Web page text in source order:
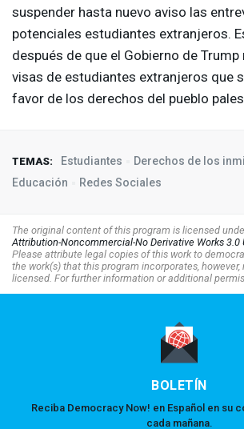
suspender hasta nuevo aviso las
potenciales estudiantes extranjeros.
después de que el Gobierno de Trump
visas de estudiantes extranjeros que
favor de los derechos del pueblo
TEMAS: Estudiantes
Derechos de los
Educación
Redes Sociales
The original content of this program is licensed
Attribution-Noncommercial-No Derivative Works 3.0
Please attribute legal copies of this work to
the work(s) that this program incorporates,
licensed. For further information or additional
BOLETÍN
Reciba Democracy Now! en Español en su
cada mañana.